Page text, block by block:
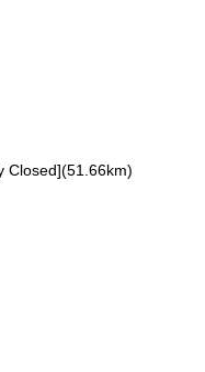
Closed](51.66km)